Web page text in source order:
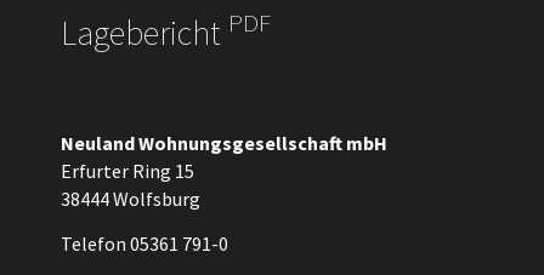
Lagebericht PDF
Neuland Wohnungsgesellschaft mbH
Erfurter Ring 15
38444 Wolfsburg
Telefon 05361 791-0